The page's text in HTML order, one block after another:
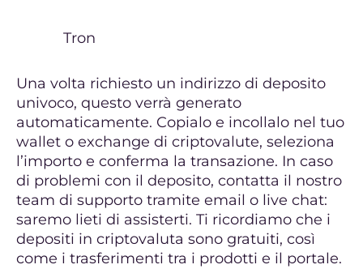
Tron
Una volta richiesto un indirizzo di deposito
univoco, questo verrà generato
automaticamente. Copialo e incollalo nel tuo
wallet o exchange di criptovalute, seleziona
l’importo e conferma la transazione. In caso
di problemi con il deposito, contatta il nostro
team di supporto tramite email o live chat:
saremo lieti di assisterti. Ti ricordiamo che i
depositi in criptovaluta sono gratuiti, così
come i trasferimenti tra i prodotti e il portale.